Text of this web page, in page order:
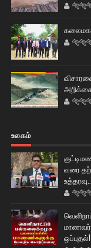
உலகம்
வரை
ஒப்புதல்!